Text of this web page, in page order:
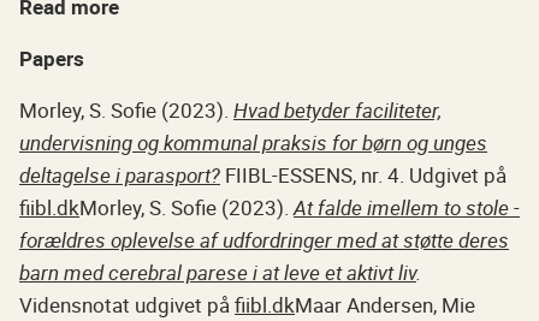
Read more
Papers
Morley, S. Sofie (2023). Hvad betyder faciliteter,
undervisning og kommunal praksis for børn og unges
deltagelse i parasport? FIIBL-ESSENS, nr. 4. Udgivet på
fiibl.dkMorley, S. Sofie (2023).At falde imellem to stole -
forældres oplevelse af udfordringer med at støtte deres
barn med cerebral parese i at leve et aktivt liv.
Vidensnotat udgivet påfiibl.dkMaar Andersen, Mie